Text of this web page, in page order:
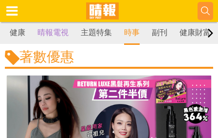
健康 晴報電視 主題特集 時事 副刊 健康財富
著數優惠